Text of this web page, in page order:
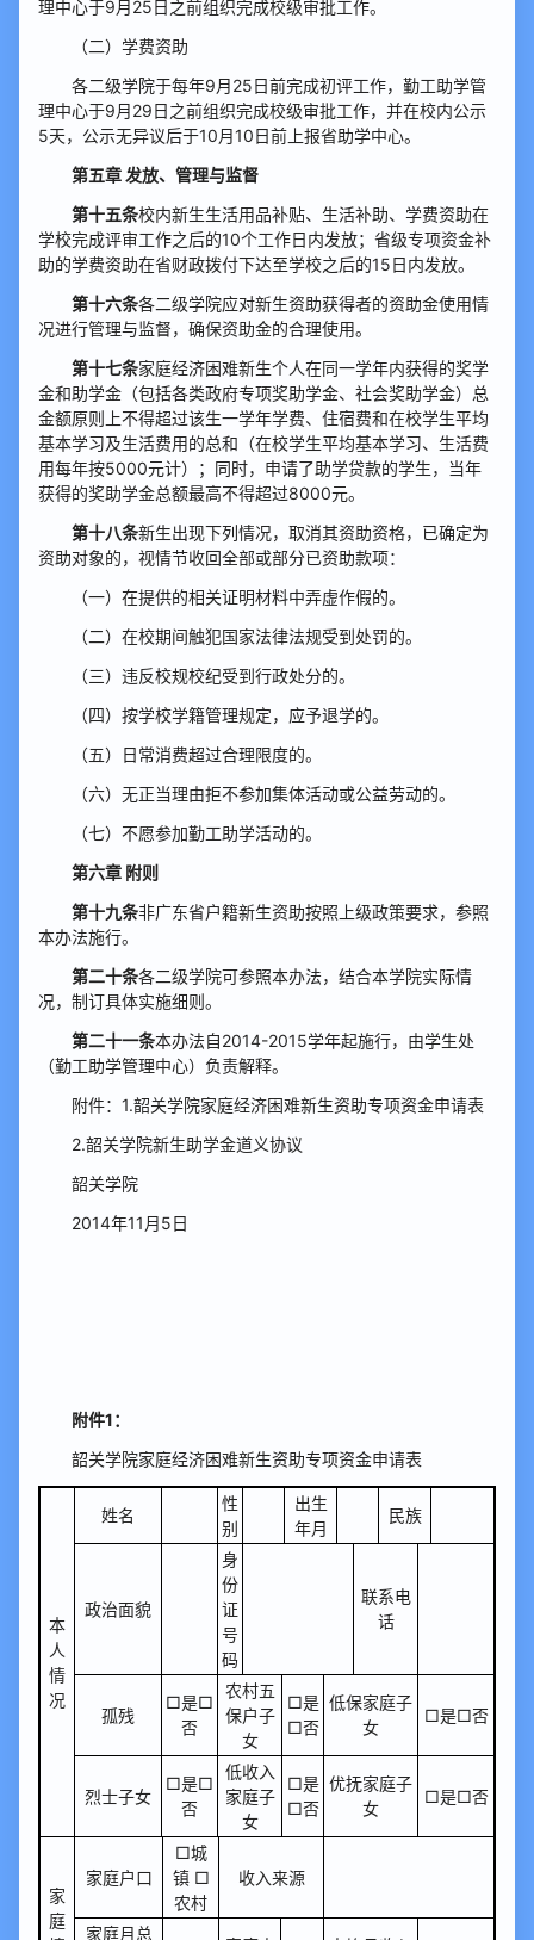
理中心于9月25日之前组织完成校级审批工作。
（二）学费资助
各二级学院于每年9月25日前完成初评工作，勤工助学管
理中心于9月29日之前组织完成校级审批工作，并在校内公示
5天，公示无异议后于10月10日前上报省助学中心。
第五章 发放、管理与监督
第十五条校内新生生活用品补贴、生活补助、学费资助在
学校完成评审工作之后的10个工作日内发放；省级专项资金补
助的学费资助在省财政拨付下达至学校之后的15日内发放。
第十六条各二级学院应对新生资助获得者的资助金使用情
况进行管理与监督，确保资助金的合理使用。
第十七条家庭经济困难新生个人在同一学年内获得的奖学
金和助学金（包括各类政府专项奖助学金、社会奖助学金）总
金额原则上不得超过该生一学年学费、住宿费和在校学生平均
基本学习及生活费用的总和（在校学生平均基本学习、生活费
用每年按5000元计）；同时，申请了助学贷款的学生，当年
获得的奖助学金总额最高不得超过8000元。
第十八条新生出现下列情况，取消其资助资格，已确定为
资助对象的，视情节收回全部或部分已资助款项：
（一）在提供的相关证明材料中弄虚作假的。
（二）在校期间触犯国家法律法规受到处罚的。
（三）违反校规校纪受到行政处分的。
（四）按学校学籍管理规定，应予退学的。
（五）日常消费超过合理限度的。
（六）无正当理由拒不参加集体活动或公益劳动的。
（七）不愿参加勤工助学活动的。
第六章 附则
第十九条非广东省户籍新生资助按照上级政策要求，参照
本办法施行。
第二十条各二级学院可参照本办法，结合本学院实际情
况，制订具体实施细则。
第二十一条本办法自2014-2015学年起施行，由学生处
（勤工助学管理中心）负责解释。
附件：1.韶关学院家庭经济困难新生资助专项资金申请表
2.韶关学院新生助学金道义协议
韶关学院
2014年11月5日
附件1：
韶关学院家庭经济困难新生资助专项资金申请表
本
人
情
况
姓名
性
别
出生
年月
民族
政治面貌
身
份
证
号
码
联系电
话
孤残
□是□
否
农村五
保户子
女
□是
□否
低保家庭子
女
□是□否
烈士子女
□是□
否
低收入
家庭子
女
□是
□否
优抚家庭子
女
□是□否
家
庭
家庭户口
□城
镇 □
农村
收入来源
家庭月总